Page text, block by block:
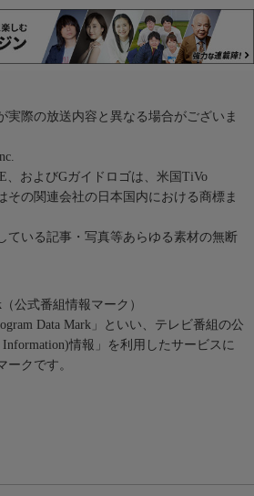
実際の放送内容と異なる場合がございま
、およびGガイドロゴは、米国TiVo
その関連会社の日本国内における商標ま
ている記事・写真等あらゆる素材の無断
公式番組情報マーク）
Data Mark」といい、テレビ番組の公
情報」を利用したサービスに
ークです。